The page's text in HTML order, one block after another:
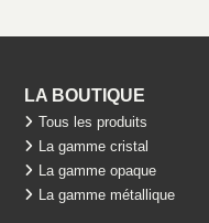
LA BOUTIQUE
Tous les produits
La gamme cristal
La gamme opaque
La gamme métallique